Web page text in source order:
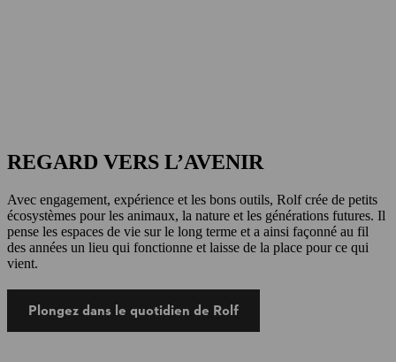
REGARD VERS L’AVENIR
Avec engagement, expérience et les bons outils, Rolf crée de petits
écosystèmes pour les animaux, la nature et les générations futures. Il
pense les espaces de vie sur le long terme et a ainsi façonné au fil
des années un lieu qui fonctionne et laisse de la place pour ce qui
vient.
Plongez dans le quotidien de Rolf